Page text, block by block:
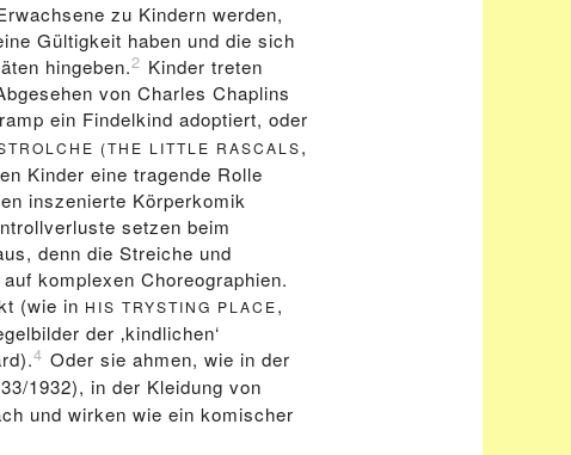
zu Kindern werden,
Gültigkeit haben und die sich
hingeben.2 Kinder treten
von Charles Chaplins
ein Findelkind adoptiert, oder
(THE LITTLE RASCALS,
Kinder eine tragende Rolle
inszenierte Körperkomik
setzen beim
denn die Streiche und
komplexen Choreographien.
(wie in HIS TRYSTING PLACE,
der ‚kindlichen‘
4 Oder sie ahmen, wie in der
1932), in der Kleidung von
und wirken wie ein komischer